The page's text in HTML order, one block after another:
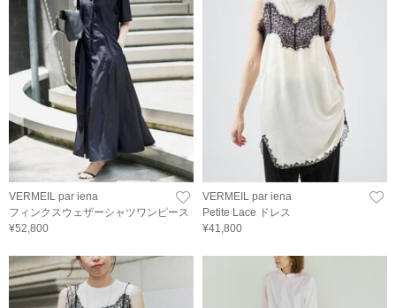
VERMEIL par iena
フィンクスウェザーシャツワンピース
¥52,800
VERMEIL par iena
Petite Lace ドレス
¥41,800